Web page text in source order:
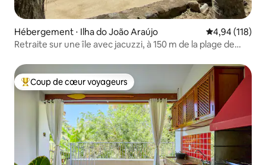
Hébergement ⋅ Ilha do João Araújo Évaluation
4,94 (118)
Retraite sur une île avec jacuzzi, à 150 m de la plage de
Coups de cœur voyageurs les plus appréciés
Coup de cœur voyageurs